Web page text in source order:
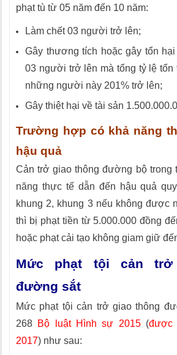
phạt tù từ 05 năm đến 10 năm:
Làm chết 03 người trở lên;
Gây thương tích hoặc gây tổn
03 người trở lên mà tổng tỷ lệ
những người này 201% trở lên;
Gây thiệt hại về tài sản
Trường hợp có khả năng
hậu quả
Cản trở giao thông đường bộ trong
năng thực tế dẫn đến hậu quả
khung 2, khung 3 nếu không được
thì bị phạt tiền từ 5.000.000 đồng
hoặc phạt cải tạo không giam giữ
Mức phạt tội cản trở
đường sắt
Mức phạt tội cản trở giao thông
268 Bộ luật Hình sự 2015(được
2017) như sau: